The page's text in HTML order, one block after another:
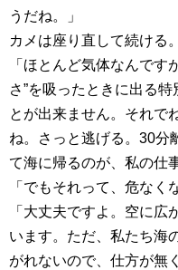
うだね。」
カメは座り直して続ける。
「ほとんど気体なんです
さ”を吸ったときに出る
とが出来ません。それで
ね。さっと逃げる。30分
て海に帰るのが、私の仕
「でもそれって、危なく
「大丈夫ですよ。空に広
います。ただ、私たち海
がれないので、仕方が無